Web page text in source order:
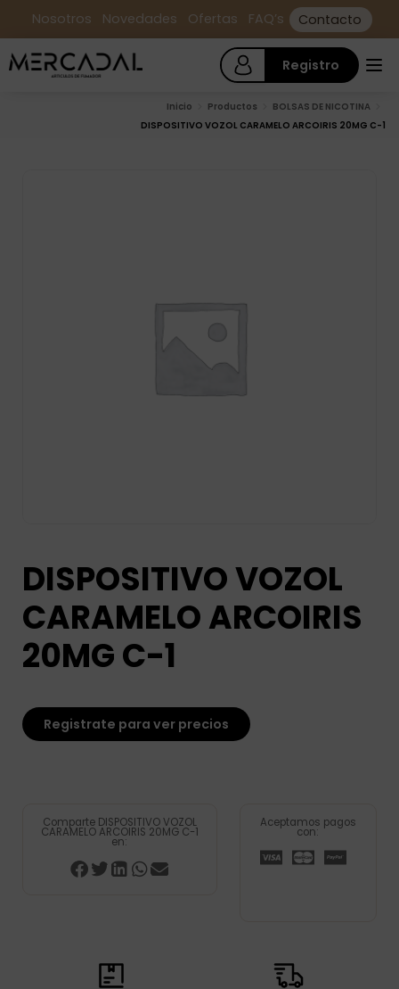
Nosotros Novedades Ofertas FAQ’s Contacto
Registro
Inicio Productos
BOLSAS DE NICOTINA
DISPOSITIVO VOZOL CARAMELO ARCOIRIS 20MG C-1
DISPOSITIVO VOZOL
CARAMELO ARCOIRIS
20MG C-1
Registrate para ver precios
Comparte DISPOSITIVO VOZOL
CARAMELO ARCOIRIS 20MG C-1
en:
Aceptamos pagos
con: